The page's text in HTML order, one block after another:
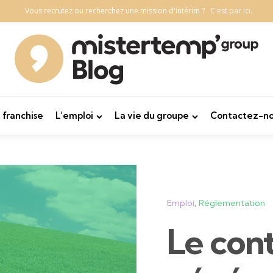
franchise L’emploi La vie du groupe Contactez-
Categories
Emploi Réglementation
Le
Vous recrutez ou recherchez une mission d'intérim ? C'est par ici.